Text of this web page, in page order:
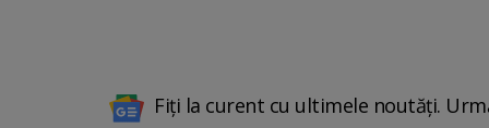
Fiți la curent cu ultimele noutăți.